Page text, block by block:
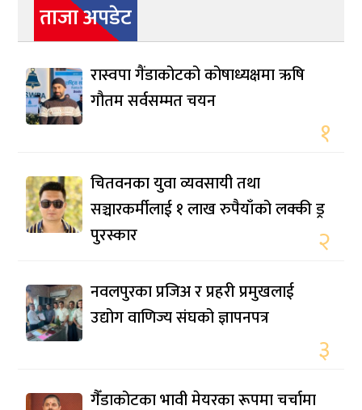
ताजा अपडेट
रास्वपा गैंडाकोटको कोषाध्यक्षमा ऋषि
गौतम सर्वसम्मत चयन
१
चितवनका युवा व्यवसायी तथा
सञ्चारकर्मीलाई १ लाख रुपैयाँको लक्की ड्र
पुरस्कार
२
नवलपुरका प्रजिअ र प्रहरी प्रमुखलाई
उद्योग वाणिज्य संघको ज्ञापनपत्र
३
गैँडाकोटका भावी मेयरका रूपमा चर्चामा